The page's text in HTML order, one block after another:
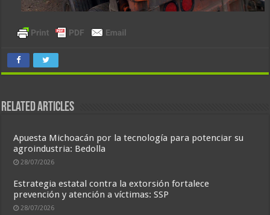
Related Articles
Apuesta Michoacán por la tecnología para potenciar su
agroindustria: Bedolla
28/07/2026
Estrategia estatal contra la extorsión fortalece
prevención y atención a víctimas: SSP
28/07/2026